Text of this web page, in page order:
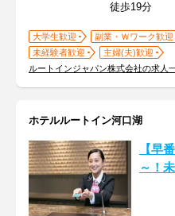
徒歩19分
大学生歓迎 副業・Ｗワーク歓迎
未経験者歓迎
主婦(夫)歓迎
ルートインジャパン株式会社の求人
ホテルルートイン河口湖
【早
～！